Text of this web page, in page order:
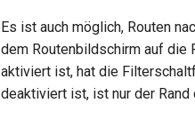
Es ist auch möglich, Routen
dem Routenbildschirm auf die
aktiviert ist, hat die
deaktiviert ist, ist nur der